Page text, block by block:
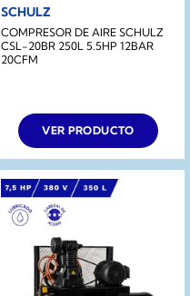
SCHULZ
COMPRESOR DE AIRE SCHULZ
CSL-20BR 250L 5.5HP 12BAR
20CFM
VER PRODUCTO